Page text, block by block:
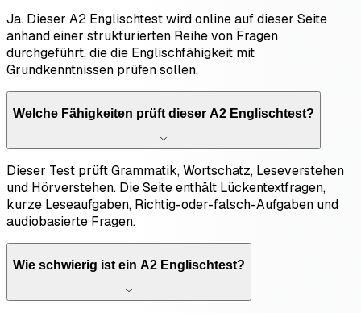
Ja. Dieser A2 Englischtest wird online auf dieser Seite
anhand einer strukturierten Reihe von Fragen
durchgeführt, die die Englischfähigkeit mit
Grundkenntnissen prüfen sollen.
Welche Fähigkeiten prüft dieser A2 Englischtest?
Dieser Test prüft Grammatik, Wortschatz, Leseverstehen
und Hörverstehen. Die Seite enthält Lückentextfragen,
kurze Leseaufgaben, Richtig-oder-falsch-Aufgaben und
audiobasierte Fragen.
Wie schwierig ist ein A2 Englischtest?